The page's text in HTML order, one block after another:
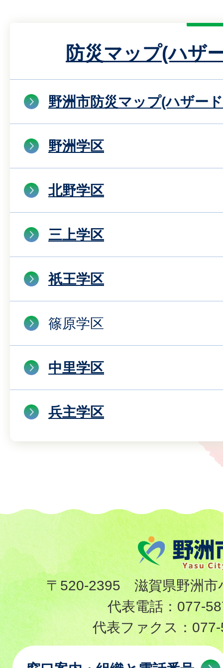
防災マップ(ハザ
野洲市防災マップ(ハザー
野洲学区
北野学区
三上学区
祇王学区
篠原学区
中里学区
兵主学区
〒520-2395 滋賀県野洲市
代表電話： 077-
代表ファクス：